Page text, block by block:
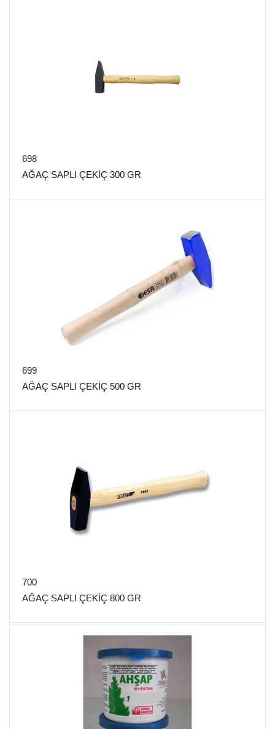
698
AĞAÇ SAPLI ÇEKİÇ 300 GR
699
AĞAÇ SAPLI ÇEKİÇ 500 GR
700
AĞAÇ SAPLI ÇEKİÇ 800 GR